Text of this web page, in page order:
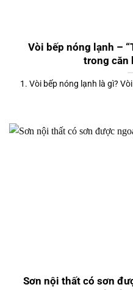
Vòi bếp nóng lạnh –
trong căn
1. Vòi bếp nóng lạnh là gì?
Sơn nội thất có sơn